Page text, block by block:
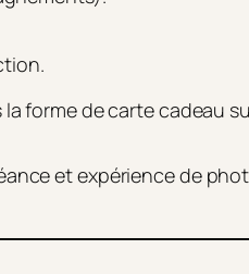
forme de carte cadeau
et expérience de